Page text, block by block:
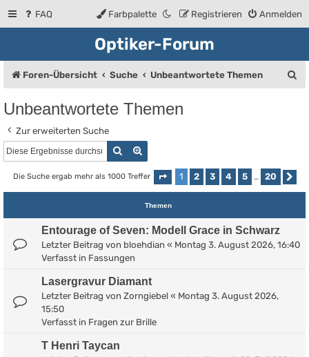
FAQ Anmelden
Registrieren
Farbpalette
Optiker-Forum
Foren-Übersicht Suche Unbeantwortete Themen
Unbeantwortete Themen
Zur erweiterten Suche
Suche
Die Suche ergab mehr als 1000 Treffer Seite 1von 20
1 2 3 4 5 … 20
Themen
Entourage of Seven: Modell Grace in Schwarz
Letzter Beitrag von bloehdian « Montag 3. August 2026, 16:40
Verfasst in Fassungen
Lasergravur Diamant
Letzter Beitrag von Zorngiebel « Montag 3. August 2026,
15:50
Verfasst in Fragen zur Brille
T Henri Taycan